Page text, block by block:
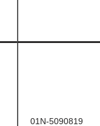
01N-5090819